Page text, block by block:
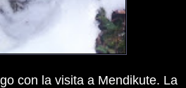
con la visita a Mendikute. La